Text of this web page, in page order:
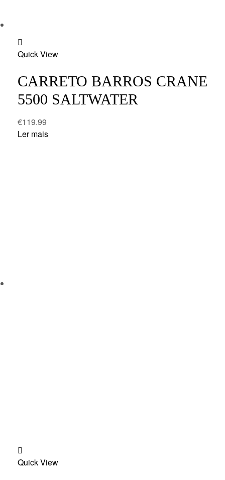
to
Quick View
CARRETO BARROS CRANE
5500 SALTWATER
€119.99
Ler mais
to
Quick View